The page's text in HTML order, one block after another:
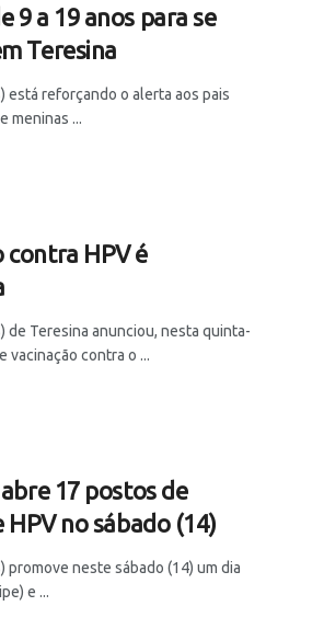
9 a 19 anos para se
Teresina
está reforçando o alerta aos pais
meninas ...
contra HPV é
de Teresina anunciou, nesta quinta-
vacinação contra o ...
17 postos de
no sábado (14)
promove neste sábado (14) um dia
e ...